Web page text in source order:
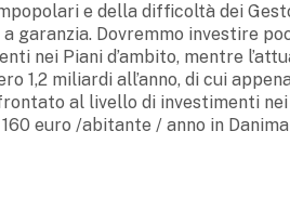
e della difficoltà dei
garanzia. Dovremmo investire
nei Piani d’ambito, mentre
1,2 miliardi all’anno, di cui
al livello di investimenti
euro /abitante / anno in